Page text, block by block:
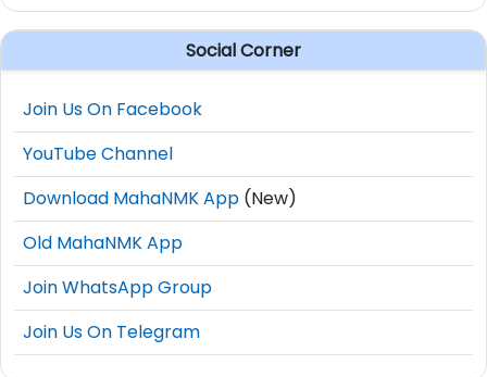
Social Corner
Join Us On Facebook
YouTube Channel
Download MahaNMK App (New)
Old MahaNMK App
Join WhatsApp Group
Join Us On Telegram